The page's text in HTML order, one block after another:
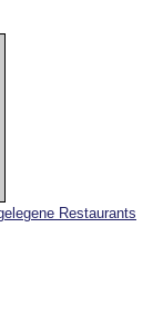
Restaurants